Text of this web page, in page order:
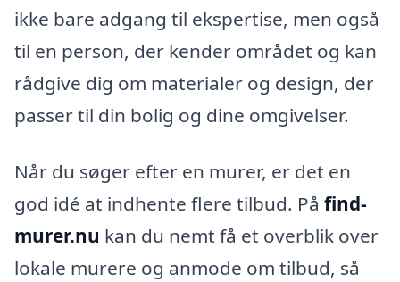
ikke bare adgang til ekspertise, men også
til en person, der kender området og kan
rådgive dig om materialer og design, der
passer til din bolig og dine omgivelser.
Når du søger efter en murer, er det en
god idé at indhente flere tilbud. På find-
murer.nu kan du nemt få et overblik over
lokale murere og anmode om tilbud, så